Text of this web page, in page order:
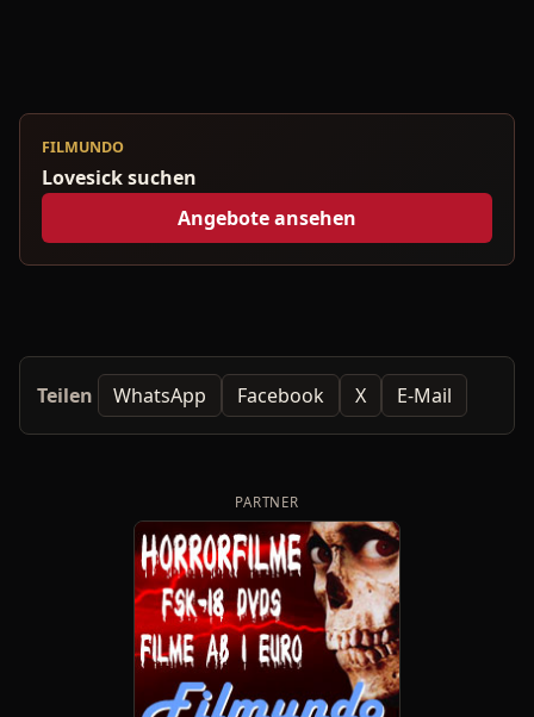
FILMUNDO
Lovesick suchen
Angebote ansehen
Teilen WhatsApp Facebook X E-Mail
PARTNER